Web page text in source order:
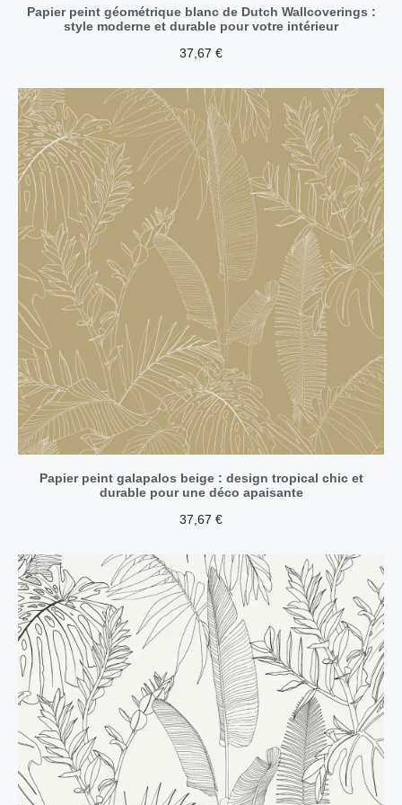
Papier peint géométrique blanc de Dutch Wallcoverings :
style moderne et durable pour votre intérieur
37,67 €
Papier peint galapalos beige : design tropical chic et
durable pour une déco apaisante
37,67 €